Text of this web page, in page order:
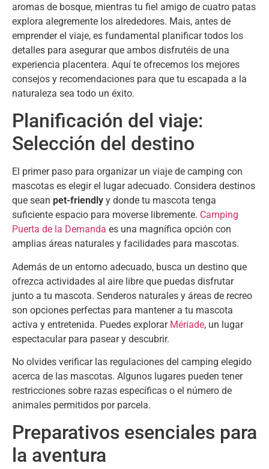
aromas de bosque, mientras tu fiel amigo de cuatro patas
explora alegremente los alrededores. Mais, antes de
emprender el viaje, es fundamental planificar todos los
detalles para asegurar que ambos disfrutéis de una
experiencia placentera. Aquí te ofrecemos los mejores
consejos y recomendaciones para que tu escapada a la
naturaleza sea todo un éxito.
Planificación del viaje:
Selección del destino
El primer paso para organizar un viaje de camping con
mascotas es elegir el lugar adecuado. Considera destinos
que sean pet-friendly y donde tu mascota tenga
suficiente espacio para moverse libremente. Camping
Puerta de la Demanda es una magnífica opción con
amplias áreas naturales y facilidades para mascotas.
Además de un entorno adecuado, busca un destino que
ofrezca actividades al aire libre que puedas disfrutar
junto a tu mascota. Senderos naturales y áreas de recreo
son opciones perfectas para mantener a tu mascota
activa y entretenida. Puedes explorar Mériade, un lugar
espectacular para pasear y descubrir.
No olvides verificar las regulaciones del camping elegido
acerca de las mascotas. Algunos lugares pueden tener
restricciones sobre razas específicas o el número de
animales permitidos por parcela.
Preparativos esenciales para
la aventura